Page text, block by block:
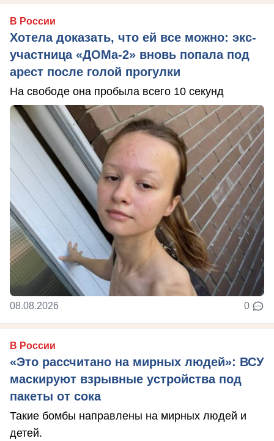
В России
Хотела доказать, что ей все можно: экс-
участница «ДОМа-2» вновь попала под
арест после голой прогулки
На свободе она пробыла всего 10 секунд
08.08.2026 0
В России
«Это рассчитано на мирных людей»: ВСУ
маскируют взрывные устройства под
пакеты от сока
Такие бомбы направлены на мирных людей и
детей.